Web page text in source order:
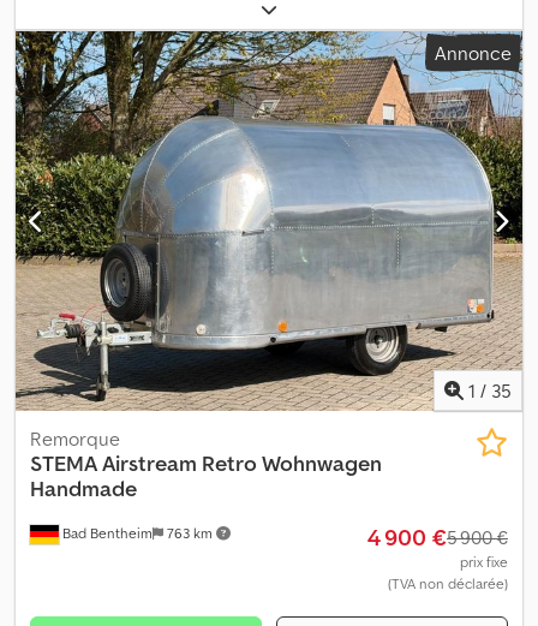
1 520 mm
mm, configuration d'essieux:1 essieu, poids total:650 kg, * 4 900
€ * Caravane Stema Airstream Retro, fabrication artisanale * Lit
fixe * Raccordement au gaz * Collecteur solaire * Roue de
secours * Auvent * Alimentation électrique 12 V - 24 V *
Dimensions : 270 cm (L) x 152 cm (l) x 192 cm (H) Dcodpfxjyyty Dj
Aprek * Dimensions du lit : 190 cm (L) x 145 cm (l) HORAIRES
D’OUVERTURE Du lundi au vendredi, de 9 h 00 à 17 h 00 (sur
rendez-vous...) COORDONNÉES Téléphone : WhatsApp E-mail :
Plaques d’immatriculation pour le transport et les douanes
(numéro d’exportation) disponibles chez nous. Erreurs, fautes de
frappe et ventes intermédiaires réservées. Les spécifications
techniques et les caractéristiques sont à vérifier séparément. La
conformité contractuelle est limitée à ce qui est inspecté sur
place et confirmé par écrit au moment de l’achat. Merci de
prendre rendez-vous.
Annonce
1 / 35
Bad Bentheim 763 km
Remorque
STEMAAirstream Retro Wohnwagen
Handmade
4 900 €5 900 €
prix fixe
(TVA non déclarée)